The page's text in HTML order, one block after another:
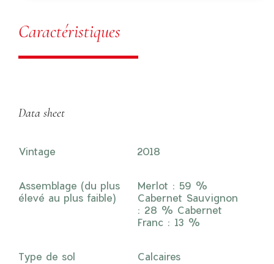
Caractéristiques
Data sheet
Vintage 2018
Assemblage (du plus
élevé au plus faible)
Merlot : 59 %
Cabernet Sauvignon
: 28 % Cabernet
Franc : 13 %
Type de sol Calcaires